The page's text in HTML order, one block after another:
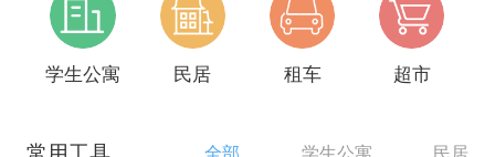
学生公寓 民居 租车 超市
全部 学生公寓 民居